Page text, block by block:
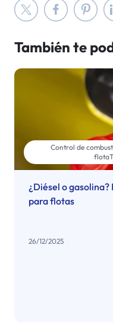
También te
Control de
flota
¿Diésel o
para flotas
26/12/2025